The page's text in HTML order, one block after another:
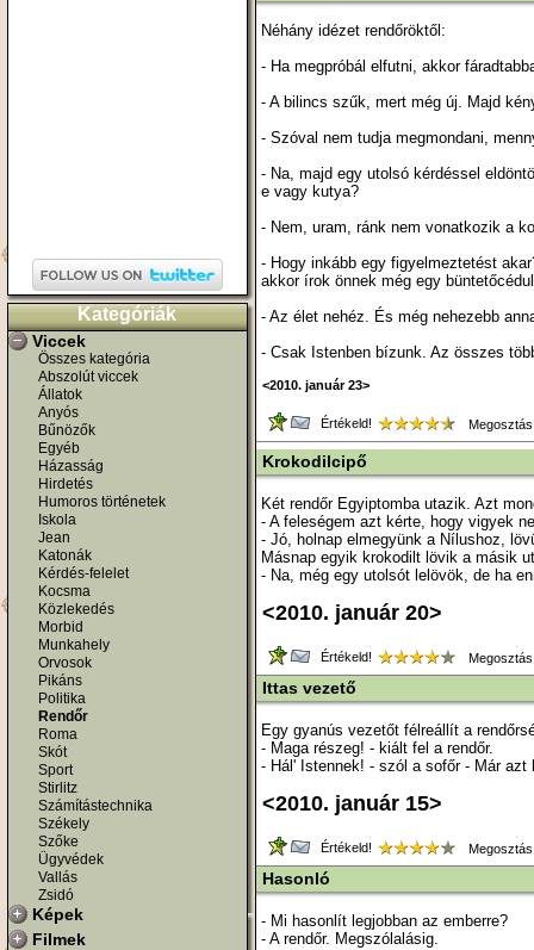
Kategóriák
Viccek
Összes kategória
Abszolút viccek
Állatok
Anyós
Bűnözők
Egyéb
Házasság
Hirdetés
Humoros történetek
Iskola
Jean
Katonák
Kérdés-felelet
Kocsma
Közlekedés
Morbid
Munkahely
Orvosok
Pikáns
Politika
Rendőr
Roma
Skót
Sport
Stirlitz
Számítástechnika
Székely
Szőke
Ügyvédek
Vallás
Zsidó
Képek
Filmek
Néhány idézet rendőröktől:
- Ha megpróbál elfutni, akkor
- A bilincs szűk, mert még új. Majd
- Szóval nem tudja megmondani,
- Na, majd egy utolsó kérdéssel
e vagy kutya?
- Nem, uram, ránk nem vonatkozik a
- Hogy inkább egy figyelmeztetést
akkor írok önnek még egy
- Az élet nehéz. És még nehezebb
- Csak Istenben bízunk. Az összes
<2010. január 23>
Értékeld!
Krokodilcipő
Két rendőr Egyiptomba utazik. Azt
- A feleségem azt kérte, hogy vigyek
- Jó, holnap elmegyünk a Nílushoz,
Másnap egyik krokodilt lövik a másik
- Na, még egy utolsót lelövök, de ha
<2010. január 20>
Értékeld!
Ittas vezető
Egy gyanús vezetőt félreállít a
- Maga részeg! - kiált fel a rendőr.
- Hál' Istennek! - szól a sofőr - Már
<2010. január 15>
Értékeld!
Hasonló
- Mi hasonlít legjobban az emberre?
- A rendőr. Megszólalásig.